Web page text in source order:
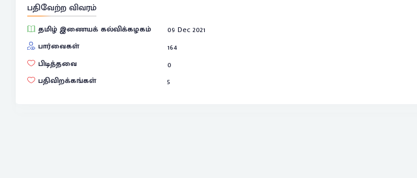
பதிவேற்ற விவரம்
தமிழ் இணையக் கல்விக்கழகம்
09 Dec 2021
பார்வைகள்
164
பிடித்தவை
0
பதிவிறக்கங்கள்
5